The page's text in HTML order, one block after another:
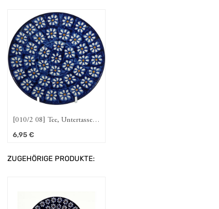
[010/2 08] Tee, Untertasse,
groß Dattein
6,95€
ZUGEHÖRIGE PRODUKTE: